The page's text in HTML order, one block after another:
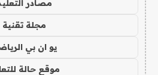
مصادر
مجلة تقنية
يو ان بي
موقع حالة